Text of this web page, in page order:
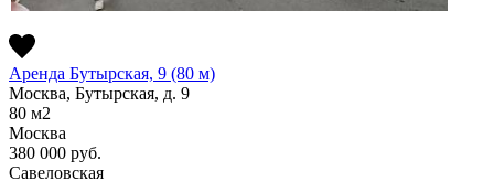
Аренда Бутырская, 9 (80 м)
Москва, Бутырская, д. 9
80 м2
Москва
380 000 руб.
Савеловская